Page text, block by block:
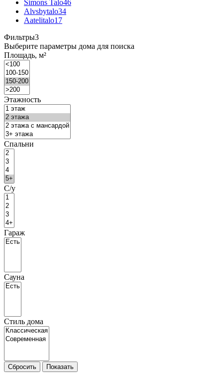
Simons Talo46
Alvsbytalo34
Aatelitalo17
Фильтры3
Выберите параметры дома для поиска
Площадь, м²
Этажность
Спальни
С/у
Гараж
Сауна
Стиль дома
Сбросить Показать